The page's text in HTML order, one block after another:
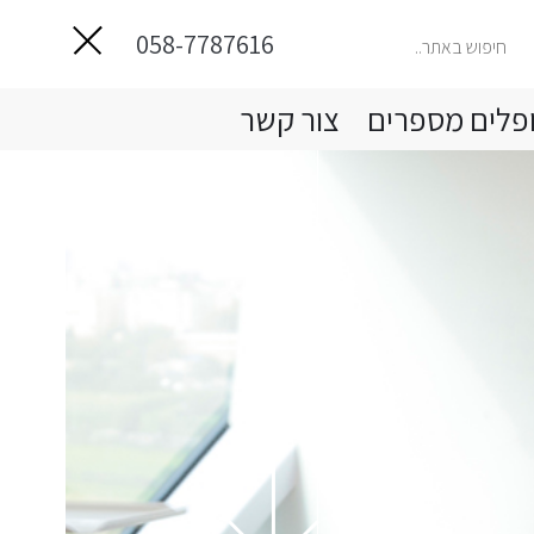
058-7787616
מספרים צור קשר